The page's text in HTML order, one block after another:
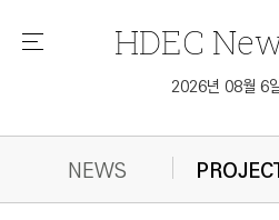
메
HDEC
2026년 08월 6
NEWS